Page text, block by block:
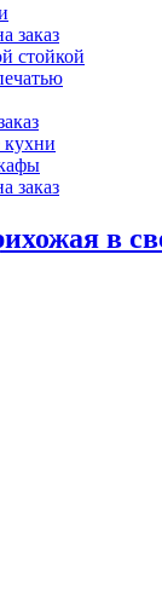
заказ
стойкой
кухни
заказ
в